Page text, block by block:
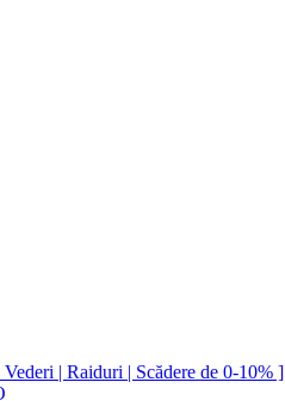
| Raiduri | Scădere de 0-10% ]